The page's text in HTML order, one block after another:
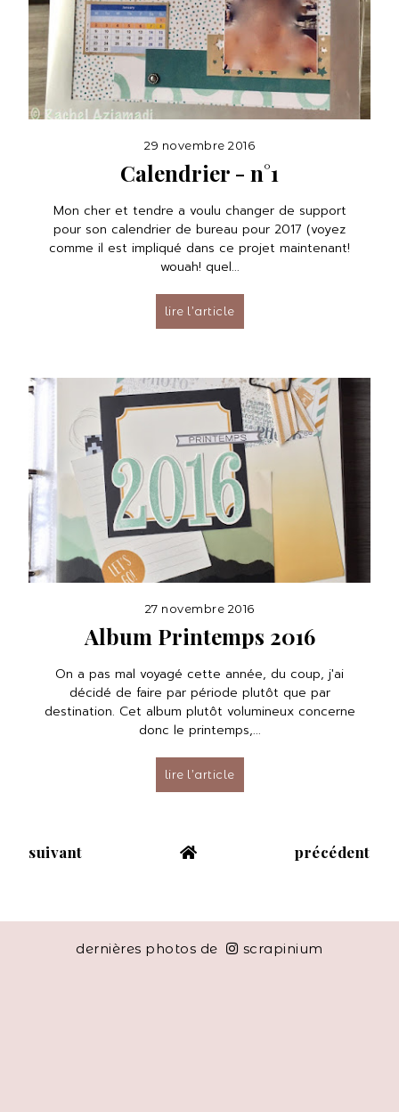
29 novembre 2016
Calendrier - n°1
Mon cher et tendre a voulu changer de support
pour son calendrier de bureau pour 2017 (voyez
comme il est impliqué dans ce projet maintenant!
wouah! quel...
lire l’article
27 novembre 2016
Album Printemps 2016
On a pas mal voyagé cette année, du coup, j'ai
décidé de faire par période plutôt que par
destination. Cet album plutôt volumineux concerne
donc le printemps,...
lire l’article
suivant précédent
dernières photos de scrapinium